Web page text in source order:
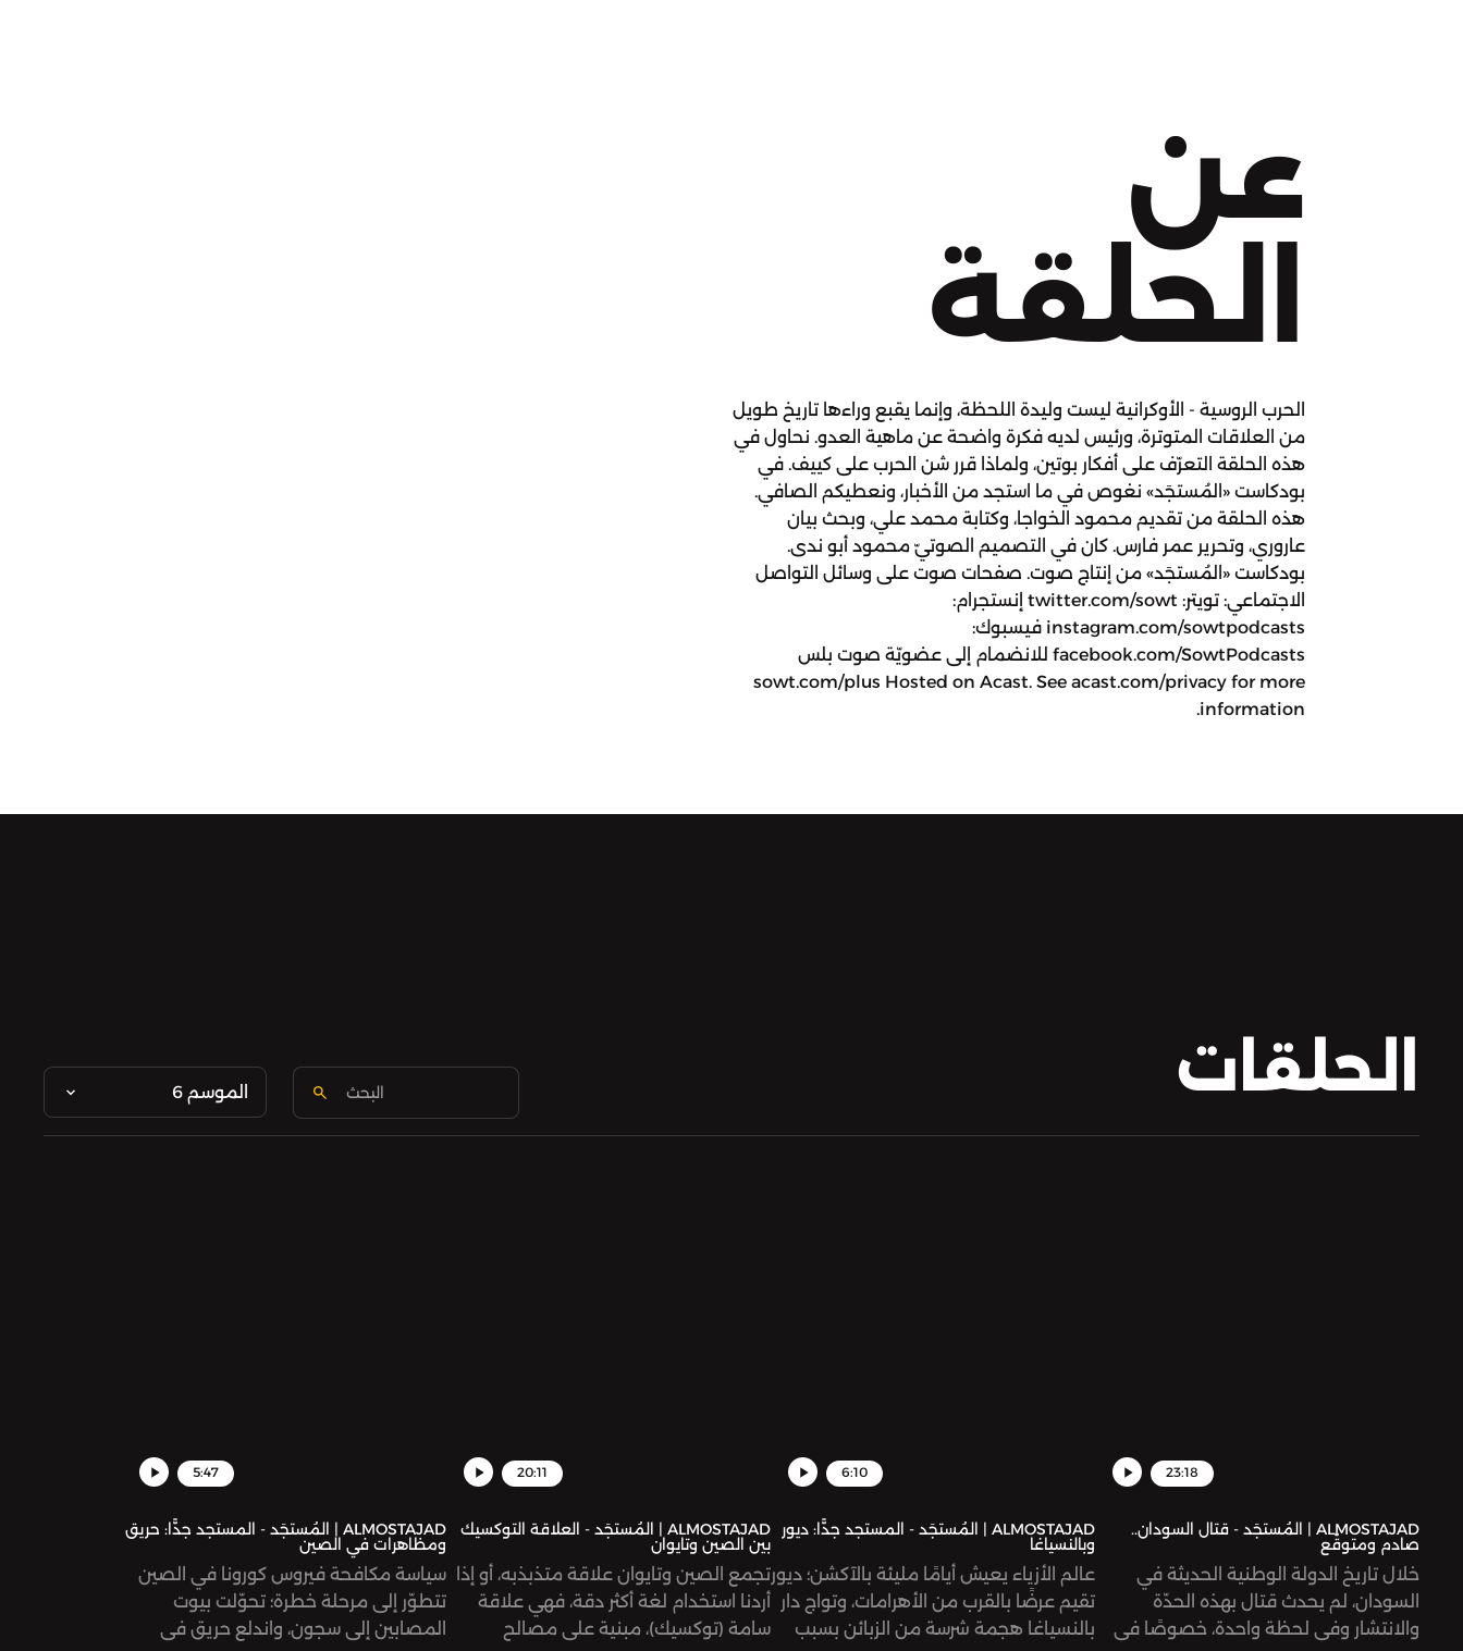
عن
الحلقة
الحرب الروسية - الأوكرانية ليست وليدة اللحظة، وإنما يقبع وراءها تاريخ طويل
من العلاقات المتوترة، ورئيس لديه فكرة واضحة عن ماهية العدو. نحاول في
هذه الحلقة التعرّف على أفكار بوتين، ولماذا قرر شن الحرب على كييف. في
بودكاست «المُستجَد» نغوص في ما استجد من الأخبار، ونعطيكم الصافي.
هذه الحلقة من تقديم محمود الخواجا، وكتابة محمد علي، وبحث بيان
عاروري، وتحرير عمر فارس. كان في التصميم الصوتيّ محمود أبو ندى.
بودكاست «المُستجَد» من إنتاج صوت. صفحات صوت على وسائل التواصل
الاجتماعي: تويتر: twitter.com/sowt إنستجرام:
instagram.com/sowtpodcasts فيسبوك:
facebook.com/SowtPodcasts للانضمام إلى عضويّة صوت بلس
sowt.com/plus Hosted on Acast. See acast.com/privacy for more
information.
الحلقات الموسم 6
23:18
ALMOSTAJAD | المُستجَد - قتال السودان..
صادم ومتوقّع
خلال تاريخ الدولة الوطنية الحديثة في
السودان، لم يحدث قتال بهذه الحدّة
والانتشار وفي لحظة واحدة، خصوصًا في
6:10
ALMOSTAJAD | المُستجَد - المستجد جدًّا: ديور
وبالنسياغا
عالم الأزياء يعيش أيامًا مليئة بالآكشن؛ ديور
تقيم عرضًا بالقرب من الأهرامات، وتواج دار
بالنسياغا هجمة شرسة من الزبائن بسبب
20:11
ALMOSTAJAD | المُستجَد - العلاقة التوكسيك
بين الصين وتايوان
تجمع الصين وتايوان علاقة متذبذبه، أو إذا
أردنا استخدام لغة أكثر دقة، فهي علاقة
سامة (توكسيك)، مبنية على مصالح
5:47
ALMOSTAJAD | المُستجَد - المستجد جدًّا: حريق
ومظاهرات في الصين
سياسة مكافحة فيروس كورونا في الصين
تتطوّر إلى مرحلة خطرة؛ تحوّلت بيوت
المصابين إلى سجون، واندلع حريق في